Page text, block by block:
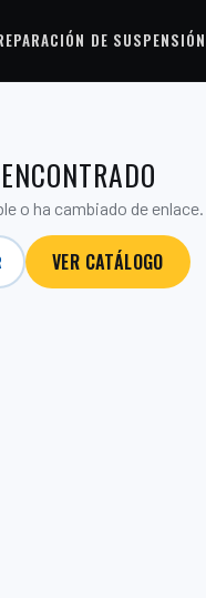
DE SUSPENSIÓN
o ha cambiado de enlace.
VER CATÁLOGO